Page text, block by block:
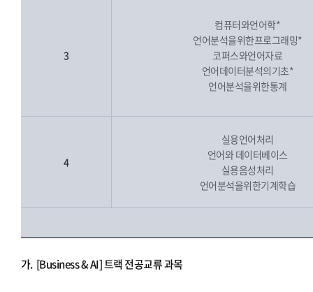
3
컴퓨터와언어학*
언어분석을위한프로그래밍*
코퍼스와언어자료
언어데이터분석의기초*
언어분석을위한통계
4
실용언어처리
언어와 데이터베이스
실용음성처리
언어분석을위한기계학습
가. [Business & AI] 트랙 전공교류 과목